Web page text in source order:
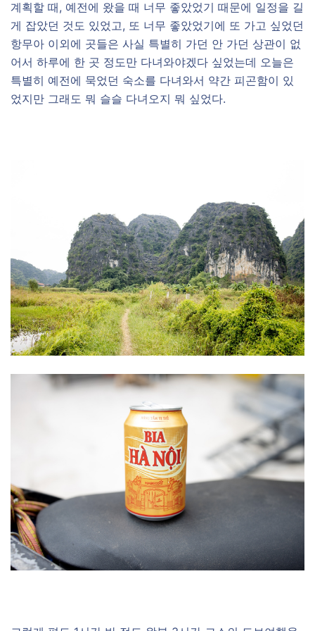
계획할 때, 예전에 왔을 때 너무 좋았었기 때문에 일정을 길
게 잡았던 것도 있었고, 또 너무 좋았었기에 또 가고 싶었던
항무아 이외에 곳들은 사실 특별히 가던 안 가던 상관이 없
어서 하루에 한 곳 정도만 다녀와야겠다 싶었는데 오늘은
특별히 예전에 묵었던 숙소를 다녀와서 약간 피곤함이 있
었지만 그래도 뭐 슬슬 다녀오지 뭐 싶었다.